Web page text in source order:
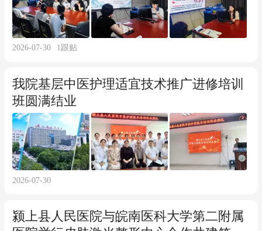
2026-07-30 1跟贴
我院基层中医护理适宜技术推广进修培训
班圆满结业
2026-07-30
颍上县人民医院与皖南医科大学第二附属